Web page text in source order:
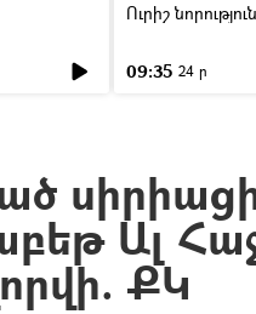
Ուրիշ
09:35 24 ր
Ալ
ՔԿ